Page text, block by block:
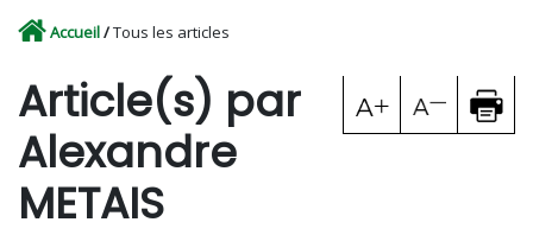
Accueil/Tous les articles
Article(s) par
Alexandre
METAIS